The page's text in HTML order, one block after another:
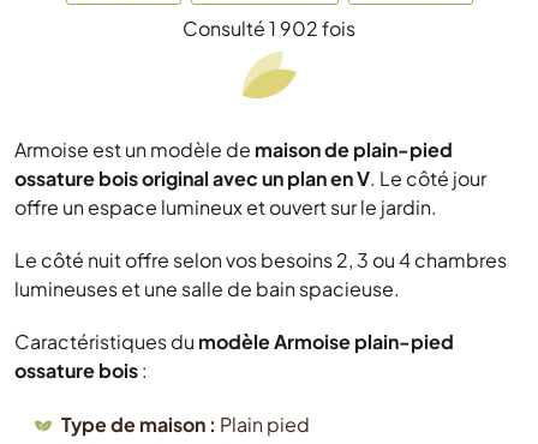
Consulté 1 902 fois
Armoise est un modèle de maison de plain-pied
ossature bois original avec un plan en V. Le côté jour
offre un espace lumineux et ouvert sur le jardin.
Le côté nuit offre selon vos besoins 2, 3 ou 4 chambres
lumineuses et une salle de bain spacieuse.
Caractéristiques du modèle Armoise plain-pied
ossature bois:
Type de maison : Plain pied